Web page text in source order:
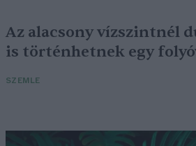
Az alacsony vízszintnél
is történhetnek egy
SZEMLE